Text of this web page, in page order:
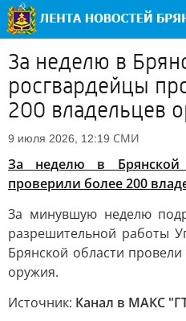
За неделю в
росгвардейцы
200 владельцев
9 июля 2026, 12:19 СМИ
За неделю в Брянской
проверили более 200
За минувшую неделю
разрешительной работы
Брянской области
оружия.
Источник: Канал в МАКС